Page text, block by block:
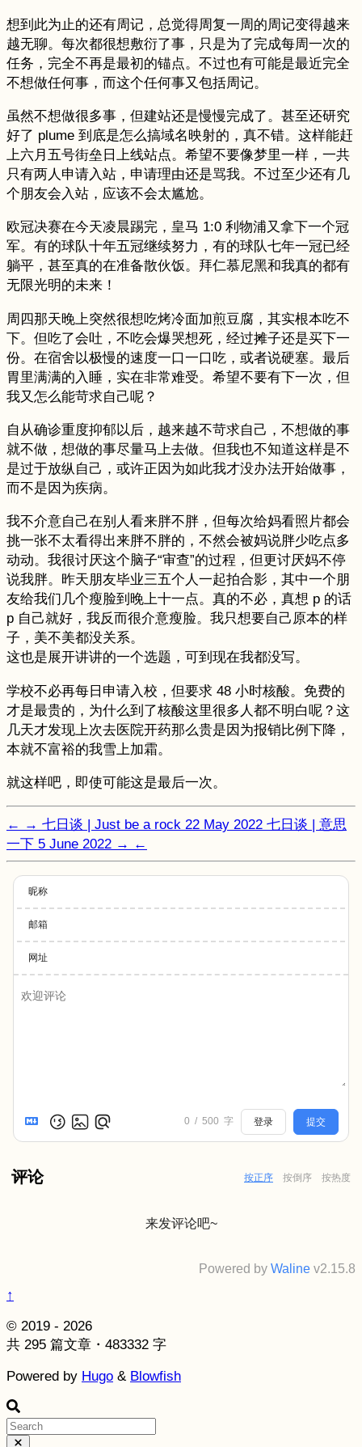
想到此为止的还有周记，总觉得周复一周的周记变得越来
越无聊。每次都很想敷衍了事，只是为了完成每周一次的
任务，完全不再是最初的锚点。不过也有可能是最近完全
不想做任何事，而这个任何事又包括周记。
虽然不想做很多事，但建站还是慢慢完成了。甚至还研究
好了 plume 到底是怎么搞域名映射的，真不错。这样能赶
上六月五号街垒日上线站点。希望不要像梦里一样，一共
只有两人申请入站，申请理由还是骂我。不过至少还有几
个朋友会入站，应该不会太尴尬。
欧冠决赛在今天凌晨踢完，皇马 1:0 利物浦又拿下一个冠
军。有的球队十年五冠继续努力，有的球队七年一冠已经
躺平，甚至真的在准备散伙饭。拜仁慕尼黑和我真的都有
无限光明的未来！
周四那天晚上突然很想吃烤冷面加煎豆腐，其实根本吃不
下。但吃了会吐，不吃会爆哭想死，经过摊子还是买下一
份。在宿舍以极慢的速度一口一口吃，或者说硬塞。最后
胃里满满的入睡，实在非常难受。希望不要有下一次，但
我又怎么能苛求自己呢？
自从确诊重度抑郁以后，越来越不苛求自己，不想做的事
就不做，想做的事尽量马上去做。但我也不知道这样是不
是过于放纵自己，或许正因为如此我才没办法开始做事，
而不是因为疾病。
我不介意自己在别人看来胖不胖，但每次给妈看照片都会
挑一张不太看得出来胖不胖的，不然会被妈说胖少吃点多
动动。我很讨厌这个脑子“审查”的过程，但更讨厌妈不停
说我胖。昨天朋友毕业三五个人一起拍合影，其中一个朋
友给我们几个瘦脸到晚上十一点。真的不必，真想 p 的话
p 自己就好，我反而很介意瘦脸。我只想要自己原本的样
子，美不美都没关系。
这也是展开讲讲的一个选题，可到现在我都没写。
学校不必再每日申请入校，但要求 48 小时核酸。免费的
才是最贵的，为什么到了核酸这里很多人都不明白呢？这
几天才发现上次去医院开药那么贵是因为报销比例下降，
本就不富裕的我雪上加霜。
就这样吧，即使可能这是最后一次。
← → 七日谈 | Just be a rock 22 May 2022 七日谈 | 意思
一下 5 June 2022 → ←
昵称
邮箱
网址
0 / 500 字 登录 提交
评论 按正序 按倒序 按热度
来发评论吧~
Powered by Waline v2.15.8
↑
© 2019 - 2026
共 295 篇文章・483332 字
Powered by Hugo & Blowfish